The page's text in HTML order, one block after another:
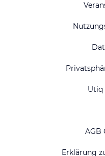
Utiq
AGB
Erklärung